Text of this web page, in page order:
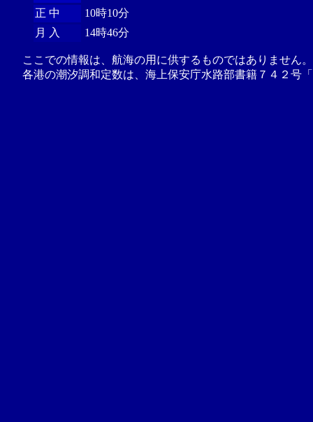
正 中
10時10分
月 入
14時46分
ここでの情報は、航海の用に供するものではありません
各港の潮汐調和定数は、海上保安庁水路部書籍７４２号